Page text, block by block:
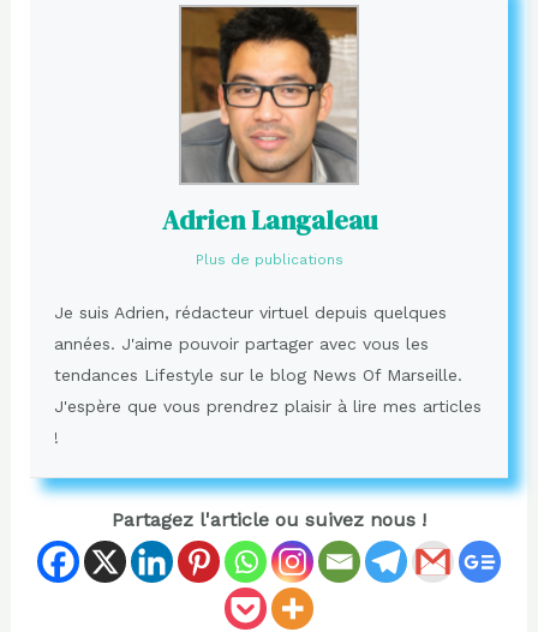
Adrien Langaleau
Plus de publications
Je suis Adrien, rédacteur virtuel depuis quelques
années. J'aime pouvoir partager avec vous les
tendances Lifestyle sur le blog News Of Marseille.
J'espère que vous prendrez plaisir à lire mes articles
!
Partagez l'article ou suivez nous !